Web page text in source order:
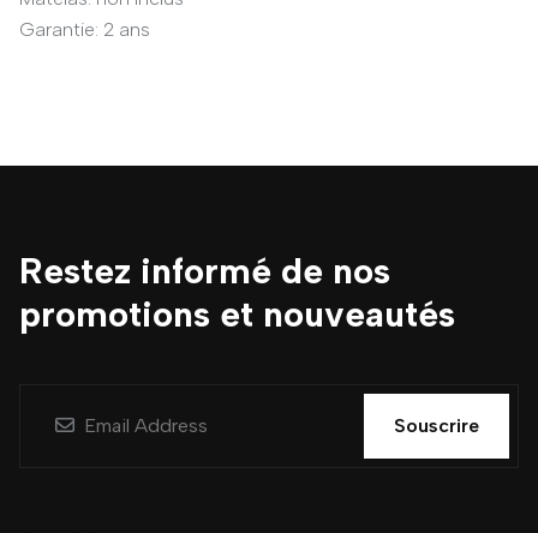
Garantie: 2 ans
Restez informé de nos
promotions et nouveautés
Souscrire